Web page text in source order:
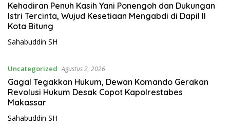
Kehadiran Penuh Kasih Yani Ponengoh dan Dukungan
Istri Tercinta, Wujud Kesetiaan Mengabdi di Dapil II
Kota Bitung
Sahabuddin SH
Uncategorized Agustus 2, 2026
Gagal Tegakkan Hukum, Dewan Komando Gerakan
Revolusi Hukum Desak Copot Kapolrestabes
Makassar
Sahabuddin SH